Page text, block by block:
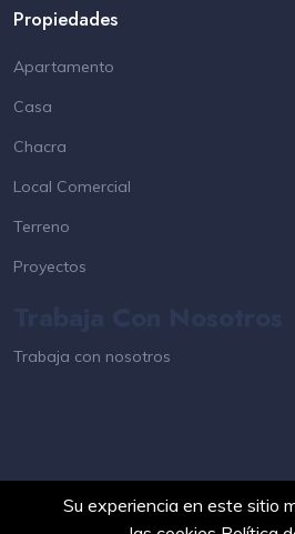
Propiedades
Apartamento
Casa
Chacra
Local Comercial
Terreno
Proyectos
Trabaja con nosotros
Su experiencia en este sitio